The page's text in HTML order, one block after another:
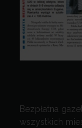
Bezpłatna
wszystkich